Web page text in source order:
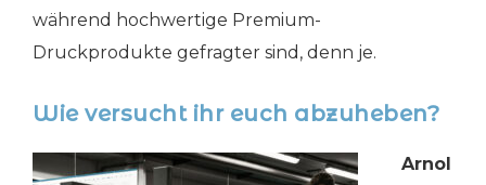
während hochwertige Premium-
Druckprodukte gefragter sind, denn je.
Wie versucht ihr euch abzuheben?
Arnol